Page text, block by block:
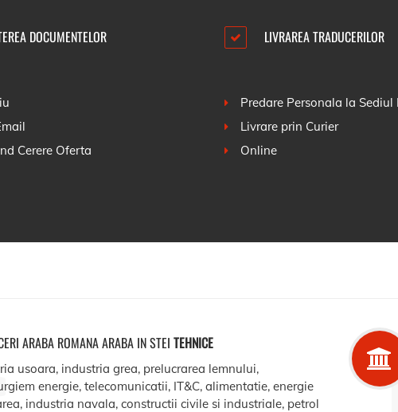
DOCUMENTELOR
Cerere Oferta
LIVRAREA TRADUCERILOR
Predare Personala la Sediul
Livrare prin Curier
Online
ARABA ROMANA ARABA IN STEI TEHNICE
usoara, industria grea, prelucrarea lemnului,
energie, telecomunicatii, IT&C, alimentatie, energie
industria navala, constructii civile si industriale, petrol